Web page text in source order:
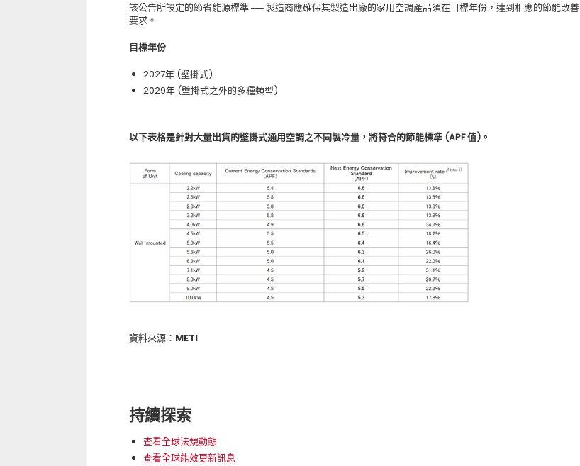
該公告所設定的節省能源標準 ── 製造商應確保其製造出廠的家用空調產品須在目標年份，達到相應的節能改善
要求。
目標年份
2027年 (壁掛式)
2029年 (壁掛式之外的多種類型)
以下表格是針對大量出貨的壁掛式通用空調之不同製冷量，將符合的節能標準 (APF 值)。
資料來源：METI
持續探索
查看全球法規動態
查看全球能效更新訊息